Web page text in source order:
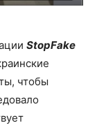
StopFake
чтобы